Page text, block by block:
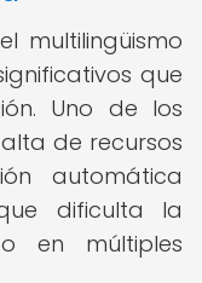
multilingüismo
que
Uno de los
de recursos
automática
dificulta la
en múltiples